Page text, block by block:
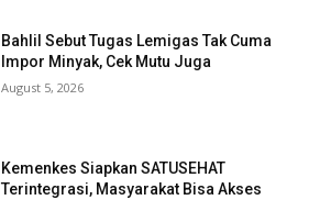
Bahlil Sebut Tugas Lemigas Tak Cuma
Impor Minyak, Cek Mutu Juga
August 5, 2026
Kemenkes Siapkan SATUSEHAT
Terintegrasi, Masyarakat Bisa Akses